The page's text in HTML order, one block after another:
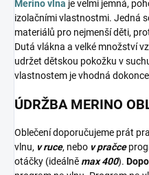
Merino vlna je velmi jemná,
izolačními vlastnostmi. Jedná
materiálů pro nejmenší děti,
Dutá vlákna a velké množství
udržet dětskou pokožku v
vlastnostem je vhodná
ÚDRŽBA MERINO
Oblečení doporučujeme prát
vlnu, v ruce, nebo v pračce
otáčky (ideálněmax 400).